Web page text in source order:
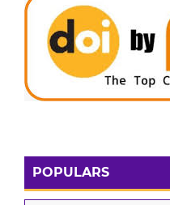
POPULARS